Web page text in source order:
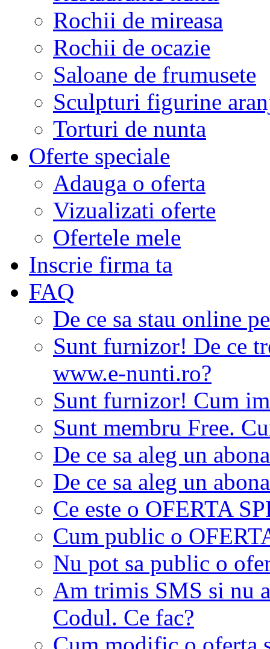
Rochii de mireasa
Rochii de ocazie
Saloane de frumusete
Sculpturi figurine
Torturi de nunta
Oferte speciale
Adauga o oferta
Vizualizati oferte
Ofertele mele
Inscrie firma ta
FAQ
De ce sa stau online
Sunt furnizor! De ce
www.e-nunti.ro?
Sunt furnizor! Cum
Sunt membru Free.
De ce sa aleg un
De ce sa aleg un
Ce este o OFERTA
Cum public o
Nu pot sa public o
Am trimis SMS si nu
Codul. Ce fac?